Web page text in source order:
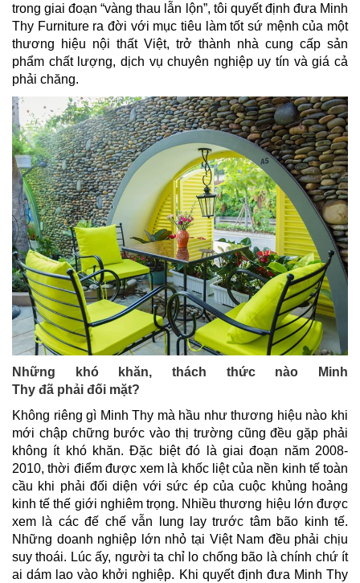
trong giai đoạn “vàng thau lẫn lộn”, tôi quyết định đưa Minh
Thy Furniture ra đời với mục tiêu làm tốt sứ mệnh của một
thương hiệu nội thất Việt, trở thành nhà cung cấp sản
phẩm chất lượng, dịch vụ chuyên nghiệp uy tín và giá cả
phải chăng.
Những khó khăn, thách thức nào Minh
Thy đã phải đối mặt?
Không riêng gì Minh Thy mà hầu như thương hiệu nào khi
mới chập chững bước vào thị trường cũng đều gặp phải
không ít khó khăn. Đặc biệt đó là giai đoạn năm 2008-
2010, thời điểm được xem là khốc liệt của nền kinh tế toàn
cầu khi phải đối diện với sức ép của cuộc khủng hoảng
kinh tế thế giới nghiêm trọng. Nhiều thương hiệu lớn được
xem là các đế chế vẫn lung lay trước tâm bão kinh tế.
Những doanh nghiệp lớn nhỏ tại Việt Nam đều phải chịu
suy thoái. Lúc ấy, người ta chỉ lo chống bão là chính chứ ít
ai dám lao vào khởi nghiệp. Khi quyết định đưa Minh Thy